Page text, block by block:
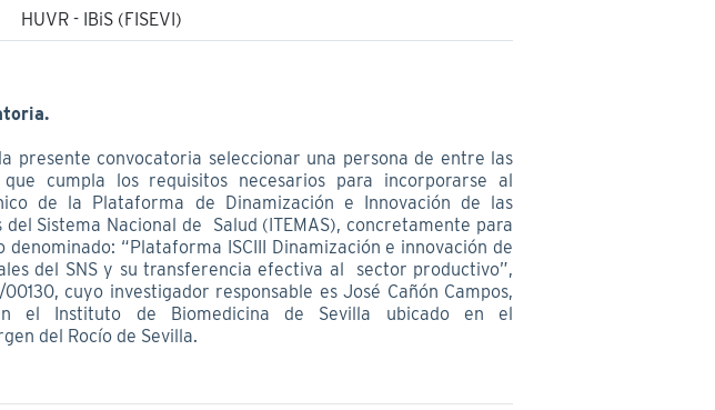
HUVR - IBiS (FISEVI)
presente convocatoria seleccionar una persona de entre las
que cumpla los requisitos necesarios para incorporarse al
de la Plataforma de Dinamización e Innovación de las
del Sistema Nacional de Salud (ITEMAS), concretamente para
“Plataforma ISCIII Dinamización e innovación de
del SNS y su transferencia efectiva al sector productivo”,
cuyo investigador responsable es José Cañón Campos,
el Instituto de Biomedicina de Sevilla ubicado en el
del Rocío de Sevilla.